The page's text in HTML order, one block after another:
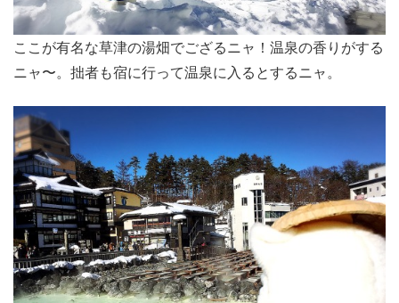
ここが有名な草津の湯畑でござるニャ！温泉の香りがする
ニャ〜。拙者も宿に行って温泉に入るとするニャ。